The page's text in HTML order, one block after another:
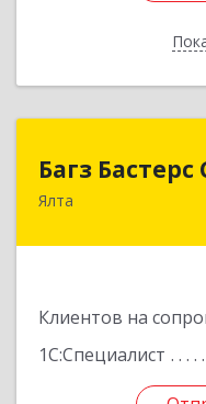
Багз Бастерс
Ялта
Клиентов на
1С:Специалист
298603, Крым